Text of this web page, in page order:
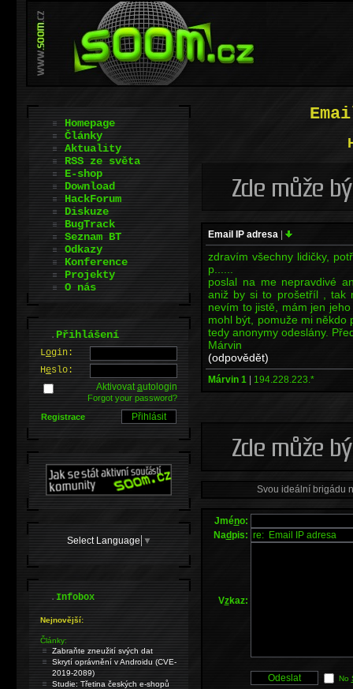
Email IP adresa |
zdravím všechny lidičky,
p......
poslal na me nepravdivé
aniž by si to prošetříl , tak
nevím to jistě, mám jen
mohl být, pomuže mi někdo
tedy anonymy odeslány.
Márvin
(odpovědět)
Márvin 1 | 194.228.223.*
Svou ideální brigádu
Jméno:
Nadpis:
Vzkaz:
No
Homepage
Články
Aktuality
RSS ze světa
E-shop
Download
HackForum
Diskuze
BugTrack
Seznam BT
Odkazy
Konference
Projekty
O nás
.Přihlášení
Login:
Heslo:
Aktivovatautologin
Forgot your password?
Registrace
Select Language ▼
.Infobox
Nejnovější:
Články:
Zabraňte zneužití svých dat
Skrytí oprávnění v Androidu (CVE-
2019-2089)
Studie: Třetina českých e-shopů